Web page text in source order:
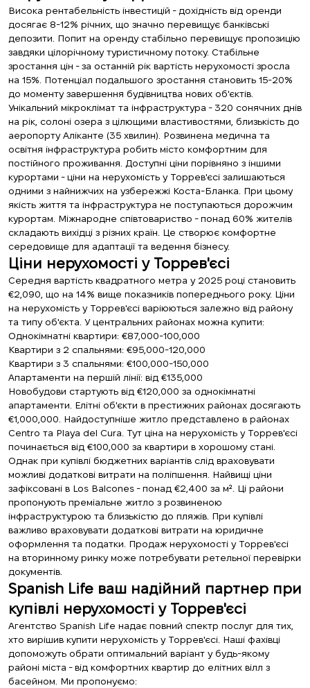
Висока рентабельність інвестицій - дохідність від оренди
досягає 8-12% річних, що значно перевищує банківські
депозити. Попит на оренду стабільно перевищує пропозицію
завдяки цілорічному туристичному потоку. Стабільне
зростання цін - за останній рік вартість нерухомості зросла
на 15%. Потенціал подальшого зростання становить 15-20%
до моменту завершення будівництва нових об'єктів.
Унікальний мікроклімат та інфраструктура - 320 сонячних днів
на рік, солоні озера з цілющими властивостями, близькість до
аеропорту Аліканте (35 хвилин). Розвинена медична та
освітня інфраструктура робить місто комфортним для
постійного проживання. Доступні ціни порівняно з іншими
курортами - ціни на нерухомість у Торрев'єсі залишаються
одними з найнижчих на узбережжі Коста-Бланка. При цьому
якість життя та інфраструктура не поступаються дорожчим
курортам. Міжнародне співтовариство - понад 60% жителів
складають вихідці з різних країн. Це створює комфортне
середовище для адаптації та ведення бізнесу.
Ціни нерухомості у Торрев'єсі
Середня вартість квадратного метра у 2025 році становить
€2,090, що на 14% вище показників попереднього року. Ціни
на нерухомість у Торрев'єсі варіюються залежно від району
та типу об'єкта. У центральних районах можна купити:
Однокімнатні квартири: €87,000-100,000
Квартири з 2 спальнями: €95,000-120,000
Квартири з 3 спальнями: €100,000-150,000
Апартаменти на першій лінії: від €135,000
Новобудови стартують від €120,000 за однокімнатні
апартаменти. Елітні об'єкти в престижних районах досягають
€1,000,000. Найдоступніше житло представлено в районах
Centro та Playa del Cura. Тут ціна на нерухомість у Торрев'єсі
починається від €100,000 за квартири в хорошому стані.
Однак при купівлі бюджетних варіантів слід враховувати
можливі додаткові витрати на поліпшення. Найвищі ціни
зафіксовані в Los Balcones - понад €2,400 за м². Ці райони
пропонують преміальне житло з розвиненою
інфраструктурою та близькістю до пляжів. При купівлі
важливо враховувати додаткові витрати на юридичне
оформлення та податки. Продаж нерухомості у Торрев'єсі
на вторинному ринку може потребувати ретельної перевірки
документів.
Spanish Life ваш надійний партнер при
купівлі нерухомості у Торрев'єсі
Агентство Spanish Life надає повний спектр послуг для тих,
хто вирішив купити нерухомість у Торрев'єсі. Наші фахівці
допоможуть обрати оптимальний варіант у будь-якому
районі міста - від комфортних квартир до елітних вілл з
басейном. Ми пропонуємо: